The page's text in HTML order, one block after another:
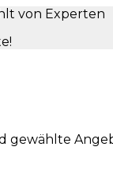
von Experten